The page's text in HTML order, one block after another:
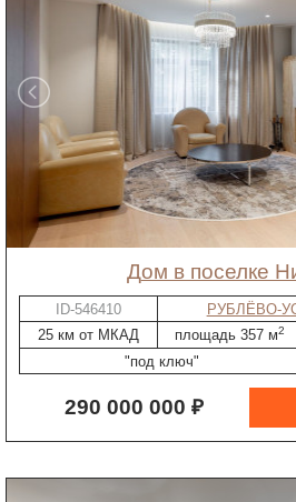
дом в поселке
ID-546410
РУБЛЁВО-
25 км от МКАД
площадь 357 м2
"под ключ"
290 000 000 ₽